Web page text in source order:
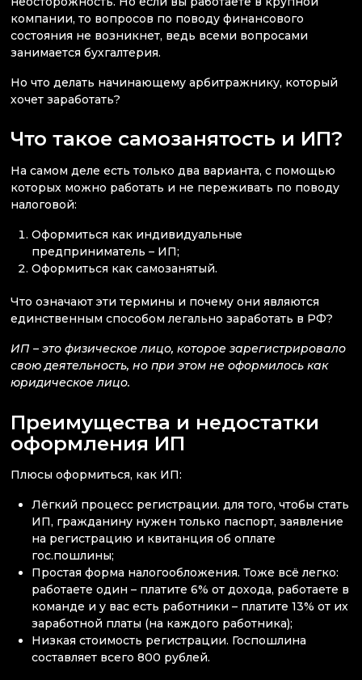
компании, то вопросов по поводу финансового
состояния не возникнет, ведь всеми вопросами
занимается бухгалтерия.
Но что делать начинающему арбитражнику, который
хочет заработать?
Что такое самозанятость и ИП?
На самом деле есть только два варианта, с помощью
которых можно работать и не переживать по поводу
налоговой:
Оформиться как индивидуальные
предприниматель – ИП;
Оформиться как самозанятый.
Что означают эти термины и почему они являются
единственным способом легально заработать в РФ?
ИП – это физическое лицо, которое зарегистрировало
свою деятельность, но при этом не оформилось как
юридическое лицо.
Преимущества и недостатки
оформления ИП
Плюсы оформиться, как ИП:
Лёгкий процесс регистрации. для того, чтобы стать
ИП, гражданину нужен только паспорт, заявление
на регистрацию и квитанция об оплате
гос.пошлины;
Простая форма налогообложения. Тоже всё легко:
работаете один – платите 6% от дохода, работаете в
команде и у вас есть работники – платите 13% от их
заработной платы (на каждого работника);
Низкая стоимость регистрации. Госпошлина
составляет всего 800 рублей.